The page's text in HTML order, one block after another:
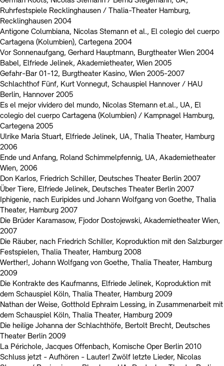
Ruhrfestspiele Recklinghausen / Thalia-Theater Hamburg,
Recklinghausen 2004
Antigone Columbiana, Nicolas Stemann et al., El colegio del cuerpo
Cartagena (Kolumbien), Cartegena 2004
Vor Sonnenaufgang, Gerhard Hauptmann, Burgtheater Wien 2004
Babel, Elfriede Jelinek, Akademietheater, Wien 2005
Gefahr-Bar 01-12, Burgtheater Kasino, Wien 2005-2007
Schlachthof Fünf, Kurt Vonnegut, Schauspiel Hannover / HAU
Berlin, Hannover 2005
Es el mejor vividero del mundo, Nicolas Stemann et.al., UA, El
colegio del cuerpo Cartagena (Kolumbien) / Kampnagel Hamburg,
Cartegena 2005
Ulrike Maria Stuart, Elfriede Jelinek, UA, Thalia Theater, Hamburg
2006
Ende und Anfang, Roland Schimmelpfennig, UA, Akademietheater
Wien, 2006
Don Karlos, Friedrich Schiller, Deutsches Theater Berlin 2007
Über Tiere, Elfriede Jelinek, Deutsches Theater Berlin 2007
Iphigenie, nach Euripides und Johann Wolfgang von Goethe, Thalia
Theater, Hamburg 2007
Die Brüder Karamasow, Fjodor Dostojewski, Akademietheater Wien,
2007
Die Räuber, nach Friedrich Schiller, Koproduktion mit den Salzburger
Festspielen, Thalia Theater, Hamburg 2008
Werther!, Johann Wolfgang von Goethe, Thalia Theater, Hamburg
2009
Die Kontrakte des Kaufmanns, Elfriede Jelinek, Koproduktion mit
dem Schauspiel Köln, Thalia Theater, Hamburg 2009
Nathan der Weise, Gotthold Ephraim Lessing, in Zusammenarbeit mit
dem Schauspiel Köln, Thalia Theater, Hamburg 2009
Die heilige Johanna der Schlachthöfe, Bertolt Brecht, Deutsches
Theater Berlin 2009
La Périchole, Jacques Offenbach, Komische Oper Berlin 2010
Schluss jetzt - Aufhören - Lauter! Zwölf letzte Lieder, Nicolas